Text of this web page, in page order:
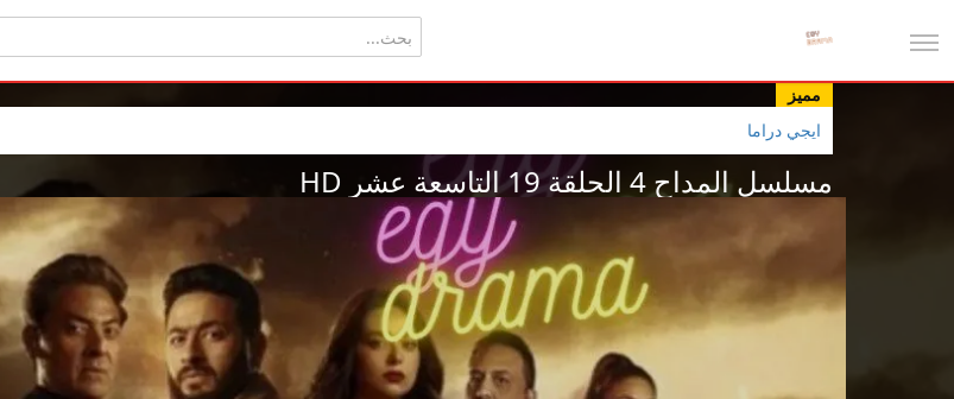
مميز
ايجي دراما
مسلسل المداح 4 الحلقة 19 التاسعة عشر HD